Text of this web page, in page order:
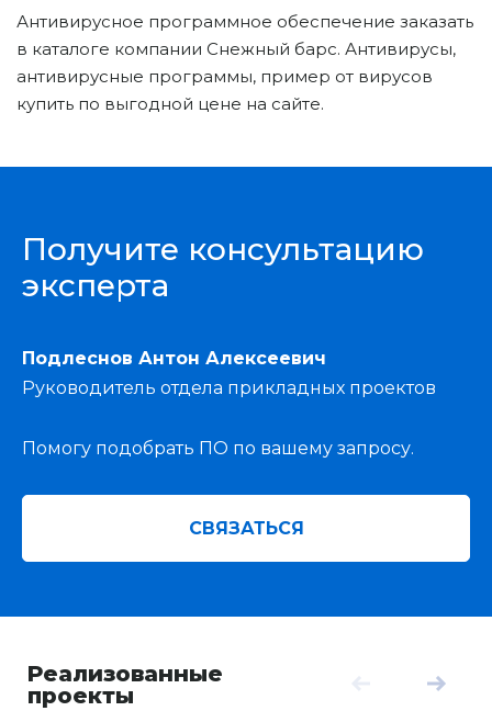
Антивирусное программное обеспечение заказать
в каталоге компании Снежный барс. Антивирусы,
антивирусные программы, пример от вирусов
купить по выгодной цене на сайте.
Получите консультацию
эксперта
Подлеснов Антон Алексеевич
Руководитель отдела прикладных проектов
Помогу подобрать ПО по вашему запросу.
СВЯЗАТЬСЯ
Реализованные
проекты